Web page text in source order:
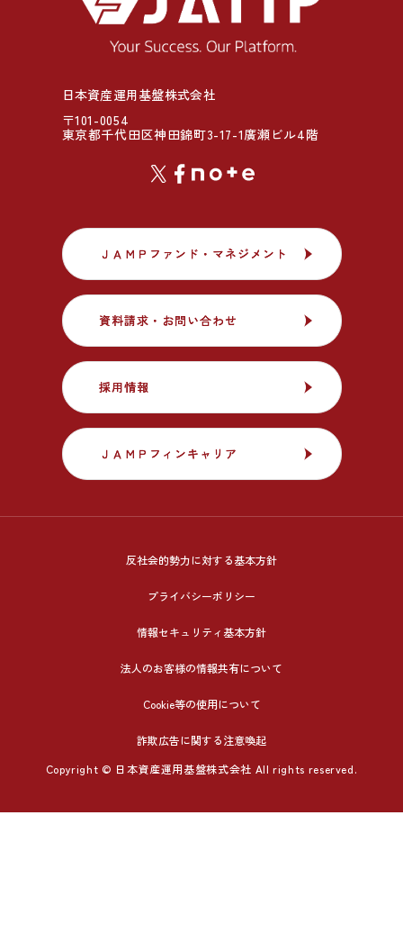
日本資産運用基盤株式会社
〒101-0054
東京都千代田区神田錦町3-17-1廣瀬ビル4階
ＪＡＭＰファンド・マネジメント
ＪＡＭＰファンド・マネジメント
資料請求・お問い合わせ
資料請求・お問い合わせ
採用情報
採用情報
ＪＡＭＰフィンキャリア
ＪＡＭＰフィンキャリア
反社会的勢力に対する基本方針
プライバシーポリシー
情報セキュリティ基本方針
法人のお客様の情報共有について
Cookie等の使用について
詐欺広告に関する注意喚起
Copyright © 日本資産運用基盤株式会社 All rights reserved.